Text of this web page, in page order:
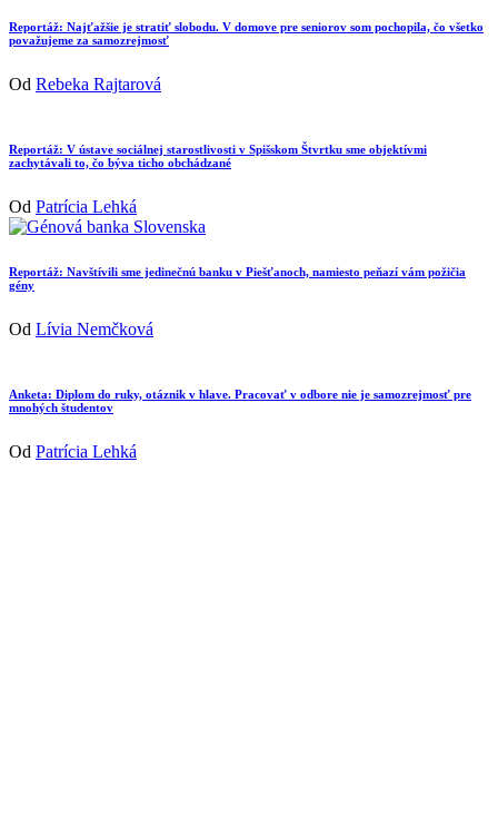
Reportáž: Najťažšie je stratiť slobodu. V domove pre seniorov som pochopila, čo všetko
považujeme za samozrejmosť
Od Rebeka Rajtarová
Reportáž: V ústave sociálnej starostlivosti v Spišskom Štvrtku sme objektívmi
zachytávali to, čo býva ticho obchádzané
Od Patrícia Lehká
Reportáž: Navštívili sme jedinečnú banku v Piešťanoch, namiesto peňazí vám požičia
gény
Od Lívia Nemčková
Anketa: Diplom do ruky, otáznik v hlave. Pracovať v odbore nie je samozrejmosť pre
mnohých študentov
Od Patrícia Lehká